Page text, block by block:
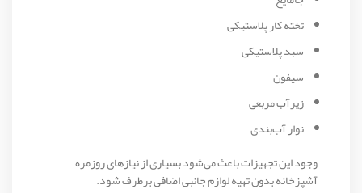
تخته کار پلاستیکی
سبد پلاستیکی
سیفون
زیرآب مربعی
نوار آب‌بندی
وجود این تجهیزات باعث می‌شود بسیاری از نیازهای روزمره
آشپزخانه بدون تهیه لوازم جانبی اضافی برطرف شود.